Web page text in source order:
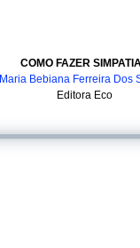
COMO FAZER
Maria Bebiana Ferreira Dos
Editora Eco